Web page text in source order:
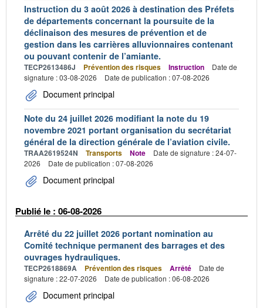
Instruction du 3 août 2026 à destination des Préfets
de départements concernant la poursuite de la
déclinaison des mesures de prévention et de
gestion dans les carrières alluvionnaires contenant
ou pouvant contenir de l’amiante.
TECP2613486J Prévention des risques Instruction
Date de
signature : 03-08-2026
Date de publication : 07-08-2026
Document principal
Note du 24 juillet 2026 modifiant la note du 19
novembre 2021 portant organisation du secrétariat
général de la direction générale de l’aviation civile.
TRAA2619524N Transports Note
Date de signature : 24-07-
2026
Date de publication : 07-08-2026
Document principal
Publié le : 06-08-2026
Arrêté du 22 juillet 2026 portant nomination au
Comité technique permanent des barrages et des
ouvrages hydrauliques.
TECP2618869A Prévention des risques Arrêté
Date de
signature : 22-07-2026
Date de publication : 06-08-2026
Document principal